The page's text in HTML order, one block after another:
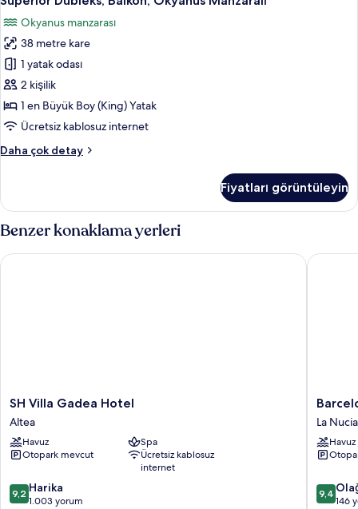
fazla
detay
Dubleks,
Balkon,
Okyanus
Manzaralı
için
tüm
fotoğrafları
Okyanus manzarası
38 metre kare
1 yatak odası
2 kişilik
1 en Büyük Boy (King) Yatak
Ücretsiz kablosuz internet
Daha çok detay
Superior
Manzaralı
hakkında
daha
fazla
detay
Fiyatları görüntüleyin
Benzer konaklama yerleri
SH
Villa
Gadea
Hotel
Altea
SH Villa Gadea Hotel
Altea
Havuz
Spa
Otopark mevcut
Ücretsiz kablosuz
internet
10
üzerinden
9,2 Harika
1.003 yorum
SH Villa Gadea Hotel
Barcelo
La
Nucía
Hills
La
La Nucia
Havuz
10
9,4
146
Barcelo